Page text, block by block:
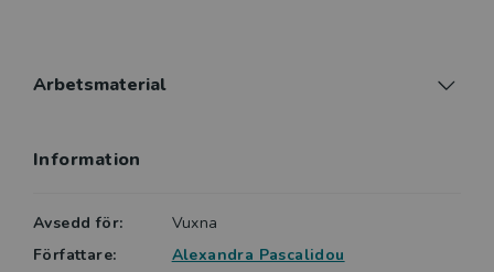
”Det är dags att ge papporna ordet. Att försöka
också en del av lösningen.”
”En enastående läsupplevelse och stark kandidat till
Arbetsmaterial
Information
Avsedd för:
Vuxna
Författare:
Alexandra Pascalidou